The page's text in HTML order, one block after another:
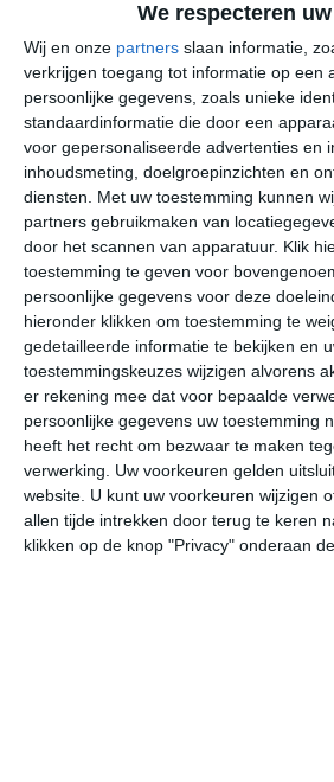
We respecteren
Wij en onze partners slaan informatie,
verkrijgen toegang tot informatie op een
persoonlijke gegevens, zoals unieke
standaardinformatie die door een
voor gepersonaliseerde advertenties en
inhoudsmeting, doelgroepinzichten en
diensten. Met uw toestemming kunnen
partners gebruikmaken van
door het scannen van apparatuur. Klik
toestemming te geven voor
persoonlijke gegevens voor deze
hieronder klikken om toestemming te
gedetailleerde informatie te bekijken en
toestemmingskeuzes wijzigen alvorens
er rekening mee dat voor bepaalde
persoonlijke gegevens uw toestemming
heeft het recht om bezwaar te maken
verwerking. Uw voorkeuren gelden
website. U kunt uw voorkeuren wijzigen
allen tijde intrekken door terug te keren
klikken op de knop "Privacy" onderaan
Bezienswaardigheden en
bijzondere plaatsen in Italië
top 10 bezienswaardigheden van
Inspiratie-artikelen
Italiaanse bestemmingen in 12 uur
fotoreportages van Italië en
Blog en nieuws
Italië nieuws en tips
Italië vakantieblog
Italië vakantienieuws
leuke tips voor Italië
Vakantie
waar overnachten in Italië
Weer en reisperiode